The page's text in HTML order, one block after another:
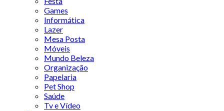
Games
Informática
Lazer
Mesa Posta
Móveis
Mundo Beleza
Organização
Papelaria
Pet Shop
Saúde
Tv e Vídeo